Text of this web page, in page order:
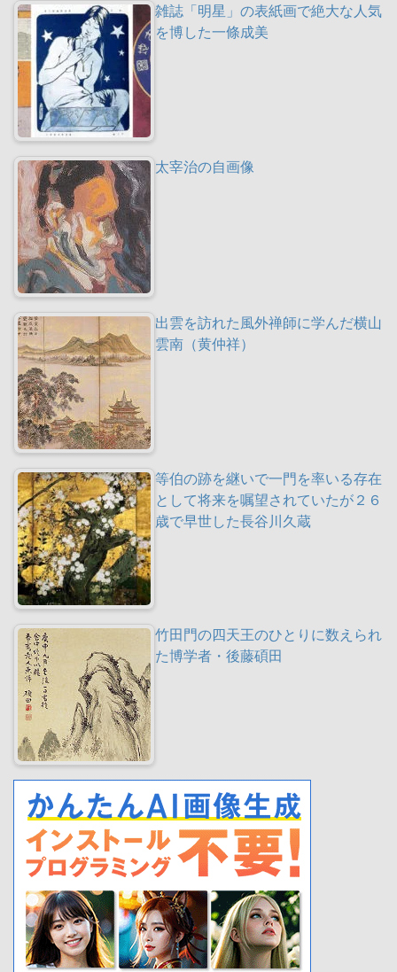
雑誌「明星」の表紙画で絶大な人気
を博した一條成美
太宰治の自画像
出雲を訪れた風外禅師に学んだ横山
雲南（黄仲祥）
等伯の跡を継いで一門を率いる存在
として将来を嘱望されていたが２６
歳で早世した長谷川久蔵
竹田門の四天王のひとりに数えられ
た博学者・後藤碩田